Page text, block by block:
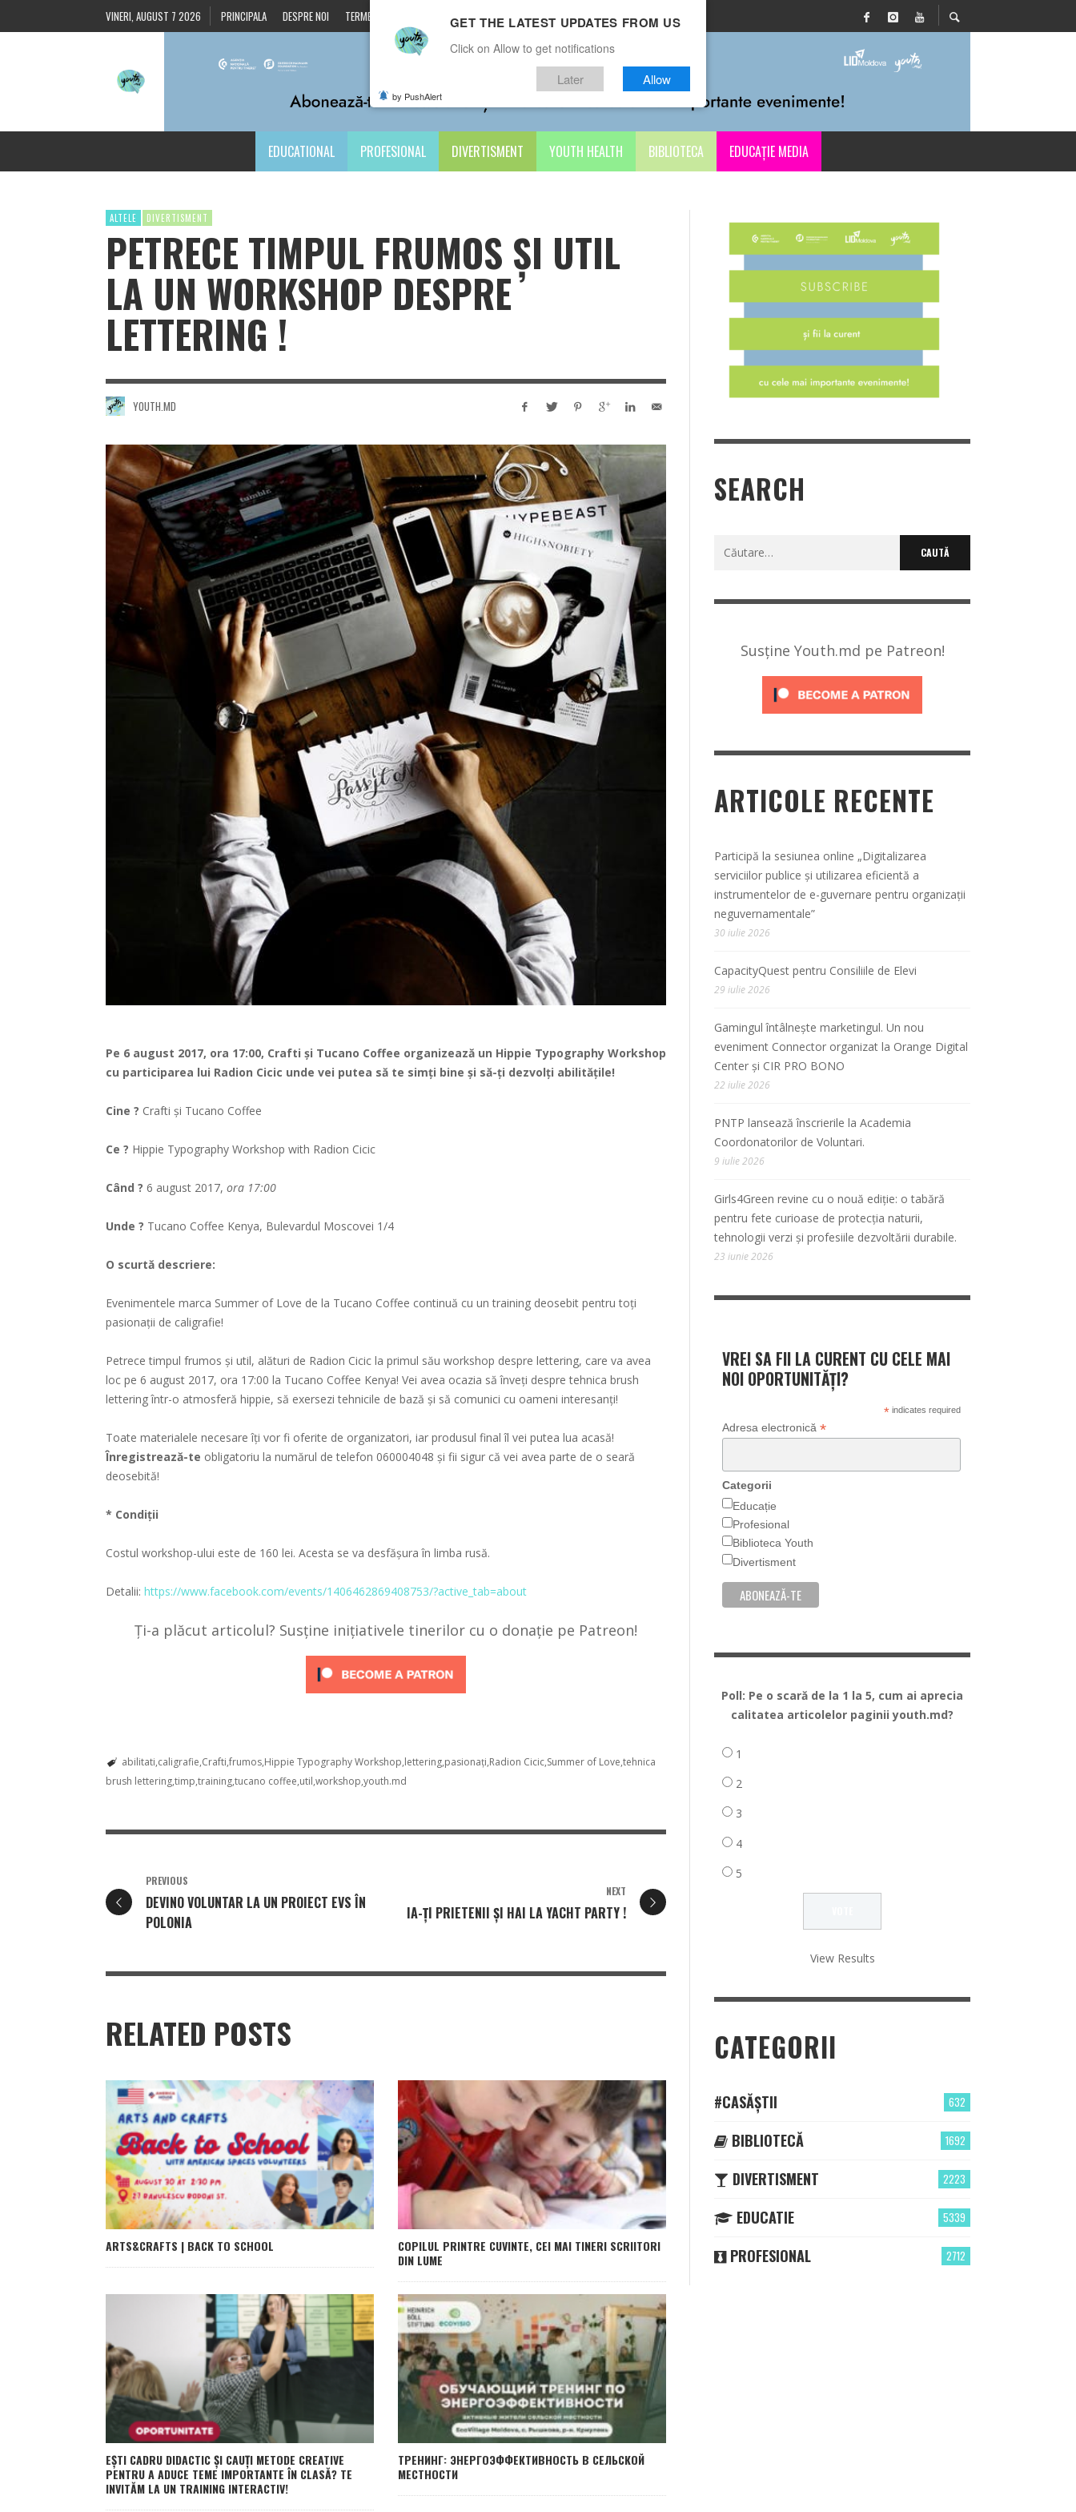
VINERI, AUGUST 7 2026 PRINCIPALA DESPRE NOI TERMENI ȘI CONDIȚII CONTACTE
EDUCATIONAL PROFESIONAL DIVERTISMENT YOUTH HEALTH BIBLIOTECA EDUCAȚIE MEDIA
ALTELE DIVERTISMENT
PETRECE TIMPUL FRUMOS ȘI UTIL
LA UN WORKSHOP DESPRE
LETTERING !
YOUTH.MD
Pe 6 august 2017, ora 17:00, Crafti şi Tucano Coffee organizează un Hippie Typography Workshop
cu participarea lui Radion Cicic unde vei putea să te simți bine și să-ți dezvolți abilitățile!
Cine ? Crafti şi Tucano Coffee
Ce ? Hippie Typography Workshop with Radion Cicic
Când ? 6 august 2017, ora 17:00
Unde ? Tucano Coffee Kenya, Bulevardul Moscovei 1/4
O scurtă descriere:
Evenimentele marca Summer of Love de la Tucano Coffee continuă cu un training deosebit pentru toți
pasionații de caligrafie!
Petrece timpul frumos și util, alături de Radion Cicic la primul său workshop despre lettering, care va avea
loc pe 6 august 2017, ora 17:00 la Tucano Coffee Kenya! Vei avea ocazia să înveți despre tehnica brush
lettering într-o atmosferă hippie, să exersezi tehnicile de bază și să comunici cu oameni interesanți!
Toate materialele necesare îți vor fi oferite de organizatori, iar produsul final îl vei putea lua acasă!
Înregistrează-te obligatoriu la numărul de telefon 060004048 și fii sigur că vei avea parte de o seară
deosebită!
* Condiții
Costul workshop-ului este de 160 lei. Acesta se va desfășura în limba rusă.
Detalii: https://www.facebook.com/events/1406462869408753/?active_tab=about
Ți-a plăcut articolul? Susține inițiativele tinerilor cu o donație pe Patreon!
abilitati caligrafie Crafti frumos Hippie Typography Workshop lettering pasionați Radion Cicic Summer of Love tehnica
brush letteringtimp trainingtucano coffee util workshop youth.md
PREVIOUS
DEVINO VOLUNTAR LA UN PROIECT EVS ÎN
POLONIA
NEXT
IA-ȚI PRIETENII ȘI HAI LA YACHT PARTY !
RELATED POSTS
ARTS&CRAFTS | BACK TO SCHOOL
COPILUL PRINTRE CUVINTE, CEI MAI TINERI SCRIITORI
DIN LUME
EȘTI CADRU DIDACTIC ȘI CAUȚI METODE CREATIVE
PENTRU A ADUCE TEME IMPORTANTE ÎN CLASĂ? TE
INVITĂM LA UN TRAINING INTERACTIV!
ТРЕНИНГ: ЭНЕРГОЭФФЕКТИВНОСТЬ В СЕЛЬСКОЙ
МЕСТНОСТИ
SEARCH
Caută
Susține Youth.md pe Patreon!
ARTICOLE RECENTE
Participă la sesiunea online „Digitalizarea
serviciilor publice și utilizarea eficientă a
instrumentelor de e-guvernare pentru organizații
neguvernamentale”
30 iulie 2026
CapacityQuest pentru Consiliile de Elevi
29 iulie 2026
Gamingul întâlnește marketingul. Un nou
eveniment Connector organizat la Orange Digital
Center și CIR PRO BONO
22 iulie 2026
PNTP lansează înscrierile la Academia
Coordonatorilor de Voluntari.
9 iulie 2026
Girls4Green revine cu o nouă ediție: o tabără
pentru fete curioase de protecția naturii,
tehnologii verzi și profesiile dezvoltării durabile.
23 iunie 2026
VREI SA FII LA CURENT CU CELE MAI
NOI OPORTUNITĂȚI?
*indicates required
Adresa electronică *
Categorii
Educație
Profesional
Biblioteca Youth
Divertisment
Poll: Pe o scară de la 1 la 5, cum ai aprecia
calitatea articolelor paginii youth.md?
1
2
3
4
5
View Results
CATEGORII
632
#CASĂȘTII
1692
BIBLIOTECĂ
2223
DIVERTISMENT
5339
EDUCATIE
2712
PROFESIONAL
GET THE LATEST UPDATES FROM US
Click on Allow to get notifications
Later Allow
by PushAlert